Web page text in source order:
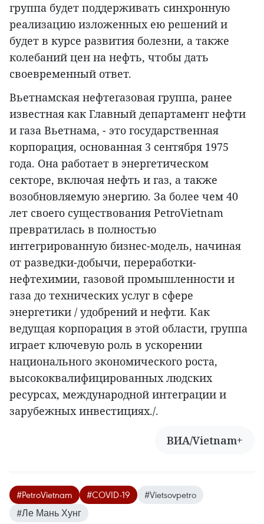
группа будет поддерживать синхронную
реализацию изложенных ею решений и
будет в курсе развития болезни, а также
колебаний цен на нефть, чтобы дать
своевременный ответ.
Вьетнамская нефтегазовая группа, ранее
известная как Главный департамент нефти
и газа Вьетнама, - это государственная
корпорация, основанная 3 сентября 1975
года. Она работает в энергетическом
секторе, включая нефть и газ, а также
возобновляемую энергию. За более чем 40
лет своего существования PetroVietnam
превратилась в полностью
интегрированную бизнес-модель, начиная
от разведки-добычи, переработки-
нефтехимии, газовой промышленности и
газа до технических услуг в сфере
энергетики / удобрений и нефти. Как
ведущая корпорация в этой области, группа
играет ключевую роль в ускорении
национального экономического роста,
высококвалифицированных людских
ресурсах, международной интеграции и
зарубежных инвестициях./.
ВИА/Vietnam+
#PetroVietnam #COVID-19
#Vietsovpetro
#Ле Мань Хунг